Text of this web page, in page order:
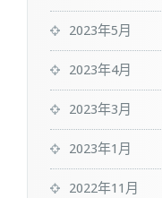
2023年5月
2023年4月
2023年3月
2023年1月
2022年11月